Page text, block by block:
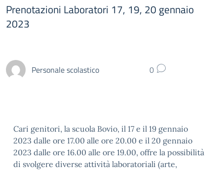
Prenotazioni Laboratori 17, 19, 20 gennaio
2023
Personale scolastico 0
Cari genitori, la scuola Bovio, il 17 e il 19 gennaio
2023 dalle ore 17.00 alle ore 20.00 e il 20 gennaio
2023 dalle ore 16.00 alle ore 19.00, offre la possibilità
di svolgere diverse attività laboratoriali (arte,